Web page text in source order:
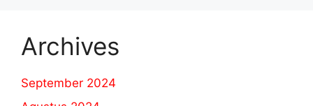
Archives
September 2024